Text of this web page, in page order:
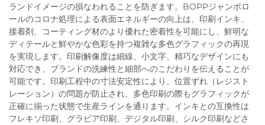
ランドイメージの損なわれることを防ぎます。BOPPジャンボロ
ールのコロナ処理による表面エネルギーの向上は、印刷インキ、
接着剤、コーティング材のより優れた密着性を可能にし、鮮明な
ディテールと鮮やかな色彩を持つ複雑な多色グラフィックの再現
を実現します。印刷解像度は細線、小文字、精巧なデザインにも
対応でき、ブランドの洗練性と細部へのこだわりを伝えることが
可能です。印刷工程中の寸法安定性により、位置ずれ（レジスト
レーション）の問題が防止され、多色印刷の際もグラフィックが
正確に揃った状態で生産ラインを通ります。インキとの互換性は
フレキソ印刷、グラビア印刷、デジタル印刷、シルク印刷などさ